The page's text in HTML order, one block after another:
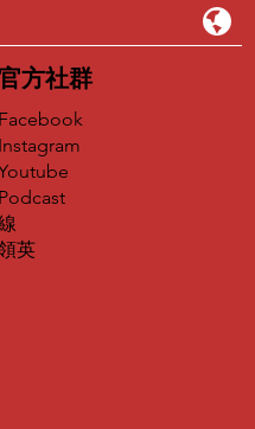
林，以療癒系奇幻風格守
方社群
Facebook
Instagram
Podcast
英